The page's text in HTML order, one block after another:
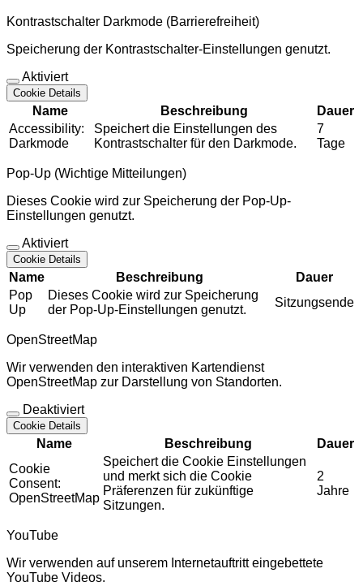
Kontrastschalter Darkmode (Barrierefreiheit)
Speicherung der Kontrastschalter-Einstellungen genutzt.
Aktiviert
Cookie Details
Name Beschreibung
Dauer
Accessibility:
Darkmode
Speichert die Einstellungen des
Kontrastschalter für den Darkmode.
7
Tage
Pop-Up (Wichtige Mitteilungen)
Dieses Cookie wird zur Speicherung der Pop-Up-
Einstellungen genutzt.
Aktiviert
Cookie Details
Name Beschreibung
Dauer
Pop
Up
Dieses Cookie wird zur Speicherung
der Pop-Up-Einstellungen genutzt.
Sitzungsende
OpenStreetMap
Wir verwenden den interaktiven Kartendienst
OpenStreetMap zur Darstellung von Standorten.
Deaktiviert
Cookie Details
Name Beschreibung
Dauer
Cookie
Consent:
OpenStreetMap
Speichert die Cookie Einstellungen
und merkt sich die Cookie
Präferenzen für zukünftige
Sitzungen.
2
Jahre
YouTube
Wir verwenden auf unserem Internetauftritt eingebettete
YouTube Videos.